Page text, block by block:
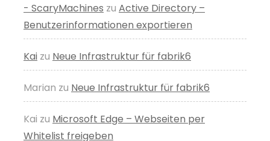
- ScaryMachines zu Active Directory –
Benutzerinformationen exportieren
Kai zu Neue Infrastruktur für fabrik6
Marian zu Neue Infrastruktur für fabrik6
Kai zu Microsoft Edge – Webseiten per
Whitelist freigeben